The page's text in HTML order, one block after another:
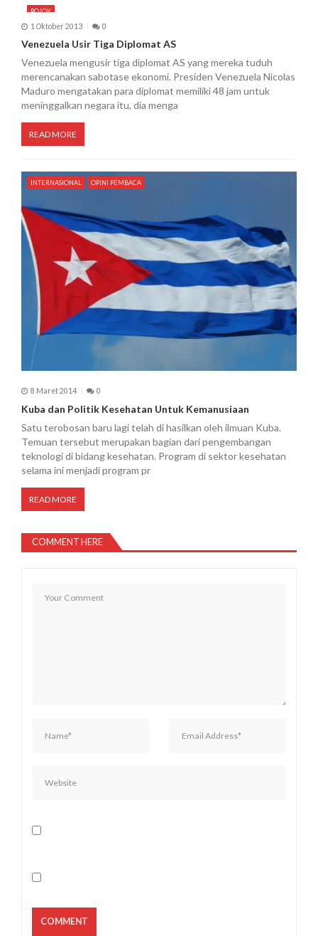
POJOK
1 Oktober 2013 0
Venezuela Usir Tiga Diplomat AS
Venezuela mengusir tiga diplomat AS yang mereka tuduh
merencanakan sabotase ekonomi. Presiden Venezuela Nicolas
Maduro mengatakan para diplomat memiliki 48 jam untuk
meninggalkan negara itu, dia menga
READ MORE
INTERNASIONAL OPINI PEMBACA
8 Maret 2014 0
Kuba dan Politik Kesehatan Untuk Kemanusiaan
Satu terobosan baru lagi telah di hasilkan oleh ilmuan Kuba.
Temuan tersebut merupakan bagian dari pengembangan
teknologi di bidang kesehatan. Program di sektor kesehatan
selama ini menjadi program pr
READ MORE
COMMENT HERE